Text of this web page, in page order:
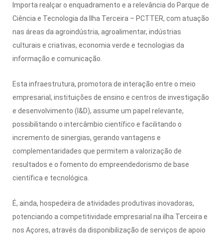
Importa realçar o enquadramento e a relevância do Parque de
Ciência e Tecnologia da Ilha Terceira – PCTTER, com atuação
nas áreas da agroindústria, agroalimentar, indústrias
culturais e criativas, economia verde e tecnologias da
informação e comunicação.
Esta infraestrutura, promotora de interação entre o meio
empresarial, instituições de ensino e centros de investigação
e desenvolvimento (I&D), assume um papel relevante,
possibilitando o intercâmbio científico e facilitando o
incremento de sinergias, gerando vantagens e
complementaridades que permitem a valorização de
resultados e o fomento do empreendedorismo de base
científica e tecnológica.
É, ainda, hospedeira de atividades produtivas inovadoras,
potenciando a competitividade empresarial na ilha Terceira e
nos Açores, através da disponibilização de serviços de apoio